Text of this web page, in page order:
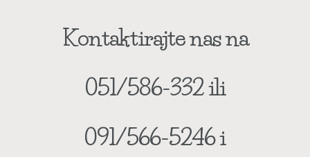
Kontaktirajte nas na
051/586-332 ili
091/566-5246 i